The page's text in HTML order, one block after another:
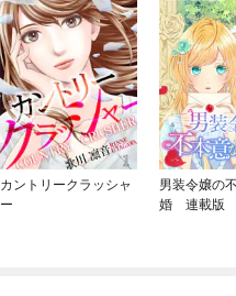
カントリークラッシャ
ー
男装令嬢の
婚 連載版